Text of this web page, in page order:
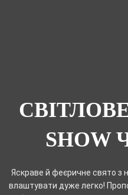
SHOW
Яскраве й феєричне свято
влаштувати дуже легко!